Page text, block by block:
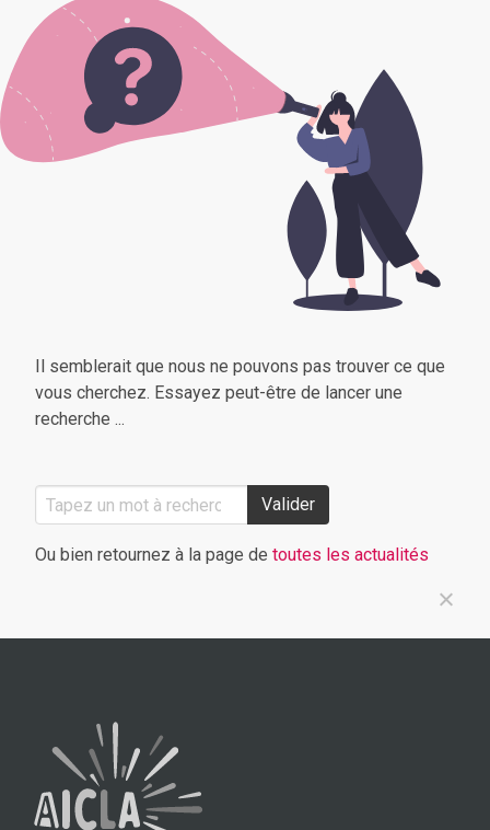
Il semblerait que nous ne pouvons pas trouver ce que
vous cherchez. Essayez peut-être de lancer une
recherche ...
Valider
Ou bien retournez à la page de toutes les actualités